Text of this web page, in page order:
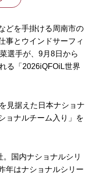
どを手掛ける周南市の
事とウインドサーフィ
選手が、9月8日から
る「2026iQFOiL世界
見据えた日本ナショナ
ョナルチーム入り」を
国内ナショナルシリ
年はナショナルシリー